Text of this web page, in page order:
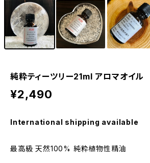
純粋ティーツリー21ml アロマオイル
¥2,490
International shipping available
最高級 天然100% 純粋植物性精油